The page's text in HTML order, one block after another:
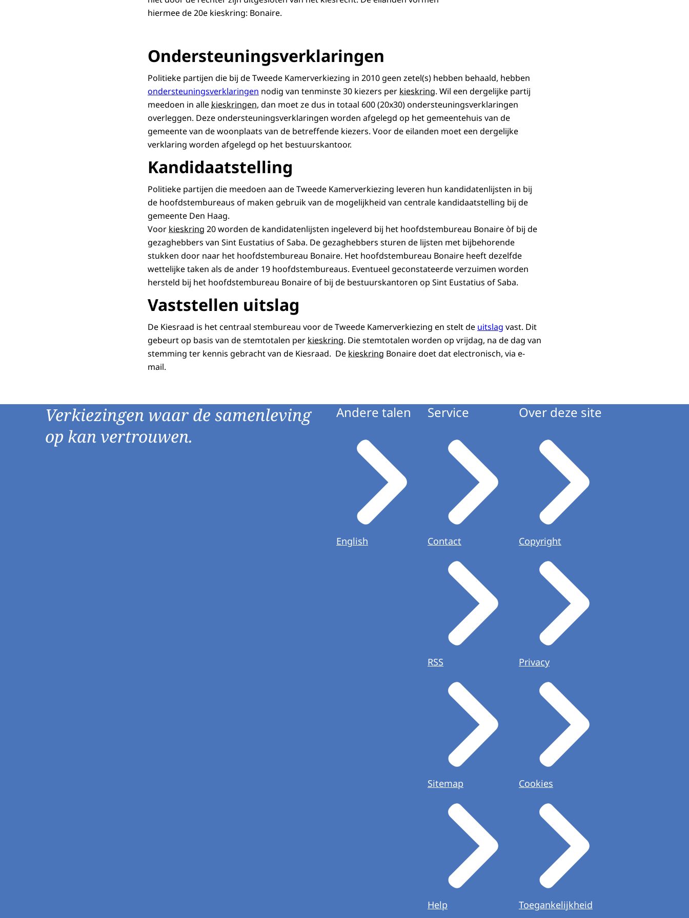
hiermee de 20e kieskring: Bonaire.
Ondersteuningsverklaringen
Politieke partijen die bij de Tweede Kamerverkiezing in 2010 geen zetel(s) hebben behaald, hebben
ondersteuningsverklaringen nodig van tenminste 30 kiezers per kieskring. Wil een dergelijke partij
meedoen in alle kieskringen, dan moet ze dus in totaal 600 (20x30) ondersteuningsverklaringen
overleggen. Deze ondersteuningsverklaringen worden afgelegd op het gemeentehuis van de
gemeente van de woonplaats van de betreffende kiezers. Voor de eilanden moet een dergelijke
verklaring worden afgelegd op het bestuurskantoor.
Kandidaatstelling
Politieke partijen die meedoen aan de Tweede Kamerverkiezing leveren hun kandidatenlijsten in bij
de hoofdstembureaus of maken gebruik van de mogelijkheid van centrale kandidaatstelling bij de
gemeente Den Haag.
Voor kieskring 20 worden de kandidatenlijsten ingeleverd bij het hoofdstembureau Bonaire òf bij de
gezaghebbers van Sint Eustatius of Saba. De gezaghebbers sturen de lijsten met bijbehorende
stukken door naar het hoofdstembureau Bonaire. Het hoofdstembureau Bonaire heeft dezelfde
wettelijke taken als de ander 19 hoofdstembureaus. Eventueel geconstateerde verzuimen worden
hersteld bij het hoofdstembureau Bonaire of bij de bestuurskantoren op Sint Eustatius of Saba.
Vaststellen uitslag
De Kiesraad is het centraal stembureau voor de Tweede Kamerverkiezing en stelt de uitslag vast. Dit
gebeurt op basis van de stemtotalen per kieskring. Die stemtotalen worden op vrijdag, na de dag van
stemming ter kennis gebracht van de Kiesraad. De kieskring Bonaire doet dat electronisch, via e-
mail.
Verkiezingen waar de samenleving
op kan vertrouwen.
Andere talen
English
Service
Contact
RSS
Sitemap
Help
Over deze site
Copyright
Privacy
Cookies
Toegankelijkheid